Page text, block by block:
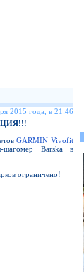
2015 года, в 21:46
GARMIN Vivofit
Barska в
ограничено!